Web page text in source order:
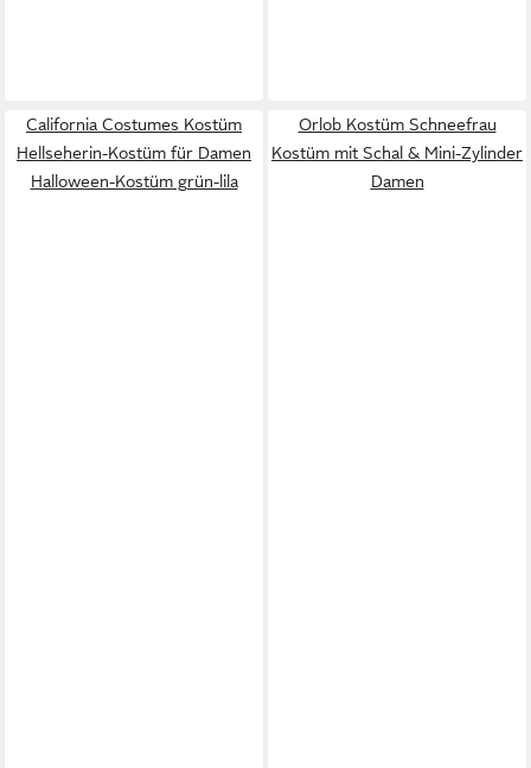
California Costumes Kostüm
Hellseherin-Kostüm für Damen
Halloween-Kostüm grün-lila
Orlob Kostüm Schneefrau
Kostüm mit Schal & Mini-Zylinder
Damen